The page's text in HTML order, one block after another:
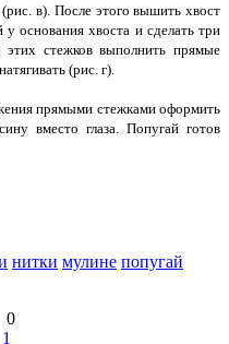
в). После этого вышить хвост
основания хвоста и сделать три
стежков выполнить прямые
(рис. г).
прямыми стежками оформить
вместо глаза. Попугай готов
нитки мулине попугай
0
1